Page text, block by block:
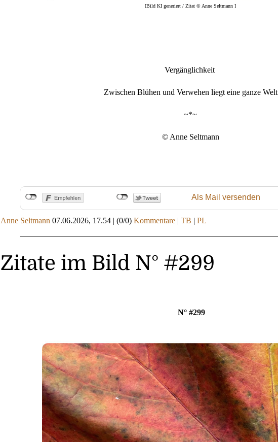
[Bild KI generiert / Zitat © Anne Seltmann ]
Vergänglichkeit
Zwischen Blühen und Verwehen liegt eine ganze Welt
~*~
© Anne Seltmann
Als Mail versenden
Anne Seltmann 07.06.2026, 17.54 | (0/0) Kommentare | TB | PL
Zitate im Bild N° #299
N° #299